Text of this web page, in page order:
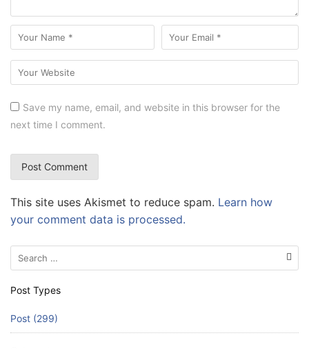
Save my name, email, and website in this browser for the
next time I comment.
This site uses Akismet to reduce spam. Learn how
your comment data is processed.
Search
for:
Post Types
Post (299)